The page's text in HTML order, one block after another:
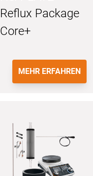
Reflux Package
Core+
MEHR ERFAHREN